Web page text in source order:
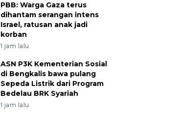
PBB: Warga Gaza terus
dihantam serangan intens
Israel, ratusan anak jadi
korban
1 jam lalu
ASN P3K Kementerian Sosial
di Bengkalis bawa pulang
Sepeda Listrik dari Program
Bedelau BRK Syariah
1 jam lalu